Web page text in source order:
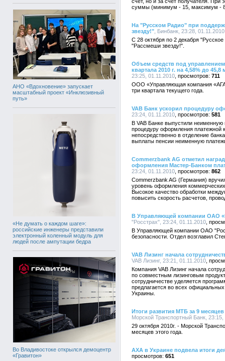
АНО «Вдохновение» запускает
масштабный проект «Инклюзивный
путь»
«Не думать о каждом шаге»:
российские инженеры представили
электронный коленный модуль для
людей после ампутации бедра
Во Владивостоке открылся демоцентр
«Гравитон»
суммы (минимум - 15, максимум -
На "Русском Радио" при
звезду!" , Бинбанк, 23:28, 01.11.2010
С 28 октября по 2 декабря
"Рассмеши звезду!".
Объем средств под
квартала 2010 г. на 4,58% до 45,8
23:25, 01.11.2010
711
ООО «Управляющая компания
три квартала текущего года.
VAB Банк ускорил процедуру
23:24, 01.11.2010
581
В VAB Банке выпустили
процедуру оформления платежной
непосредственно в отделение
выплаты пенсии неименную
Commerzbank AG отметил
оформления Мастер-Банком
23:24, 01.11.2010
862
Commerzbank AG (Германия)
уровень оформления
Высокое качество обработки
повысить скорость расчетов,
В Управляющей компании ОАО
"Росстрах", 23:24, 01.11.2010
В Управляющей компании ОАО
безопасности. Отдел возглавил
VAB Лизинг начала
VAB Лизинг, 23:21, 01.11.2010
Компания VAB Лизинг начала
по совместным лизинговым
сотрудничестве уделяется
предлагается во всех
Украины.
Итоги развития МТБ за 9
Морской Транспортный Банк, 23:15,
29 октября 2010г. - Морской
месяцев этого года.
АХА в Украине подвела итоги
651